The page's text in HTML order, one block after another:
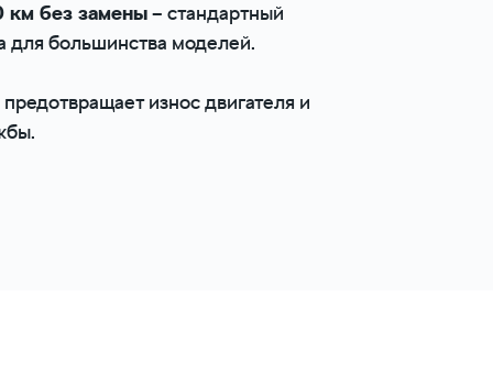
без замены– стандартный
для большинства моделей.
износ двигателя и